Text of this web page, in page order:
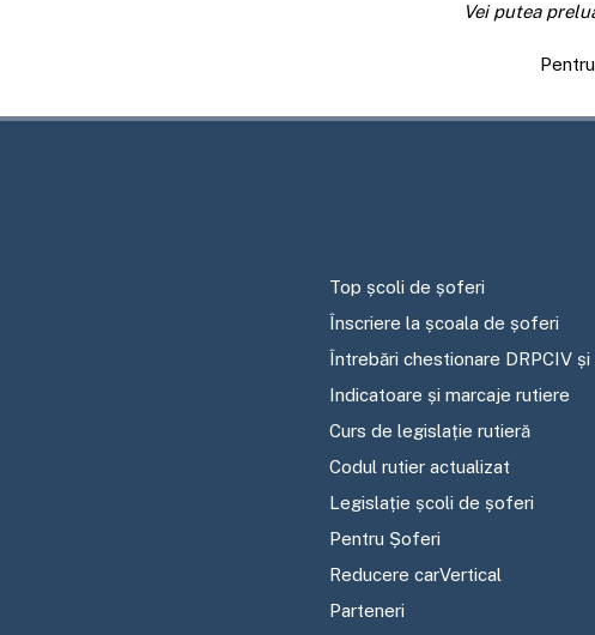
Vei putea
Top școli de șoferi
Înscriere la școala de șoferi
Întrebări chestionare DRPCIV
Indicatoare și marcaje rutiere
Curs de legislație rutieră
Codul rutier actualizat
Legislație școli de șoferi
Pentru Șoferi
Reducere carVertical
Parteneri